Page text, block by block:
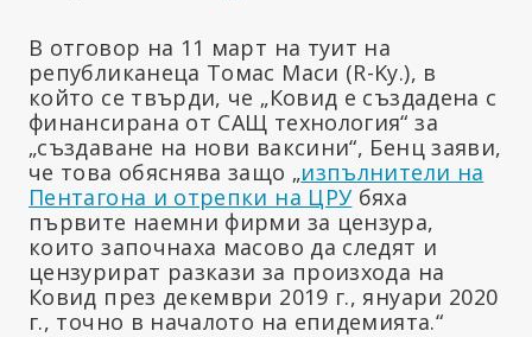
В отговор на 11 март на туит на
републиканеца Томас Маси (R-Ky.), в
който се твърди, че „Ковид е създадена с
финансирана от САЩ технология“ за
„създаване на нови ваксини“, Бенц заяви,
че това обяснява защо „изпълнители на
Пентагона и отрепки на ЦРУбяха
първите наемни фирми за цензура,
които започнаха масово да следят и
цензурират разкази за произхода на
Ковид през декември 2019 г., януари 2020
г., точно в началото на епидемията.“